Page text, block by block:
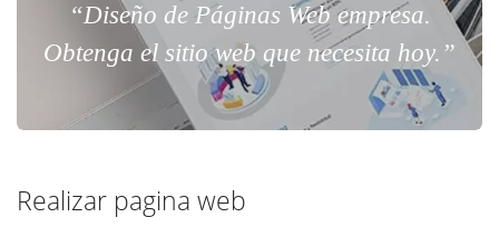
“Diseño de Páginas Web empresa.
Obtenga el sitio web que necesita hoy.”
Realizar pagina web